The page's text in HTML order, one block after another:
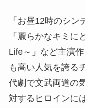
「お昼12時のシン
「麗らかなキミに
Life～」など主演
も高い人気を誇る
代劇で文武両道の
対するヒロインに